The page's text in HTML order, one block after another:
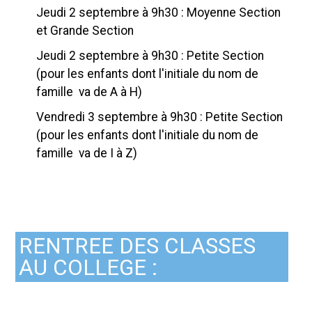
Jeudi 2 septembre à 9h30 : Moyenne Section
et Grande Section
Jeudi 2 septembre à 9h30 : Petite Section
(pour les enfants dont l'initiale du nom de
famille va de A à H)
Vendredi 3 septembre à 9h30 : Petite Section
(pour les enfants dont l'initiale du nom de
famille va de I à Z)
RENTREE DES CLASSES
AU COLLEGE :